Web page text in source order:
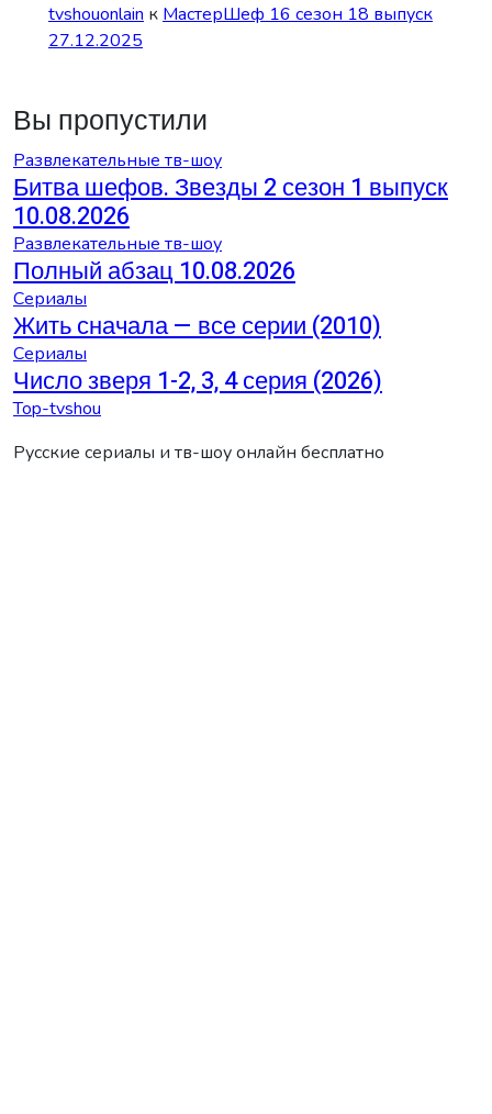
tvshouonlain к МастерШеф 16 сезон 18 выпуск
27.12.2025
Вы пропустили
Развлекательные тв-шоу
Битва шефов. Звезды 2 сезон 1 выпуск
10.08.2026
Развлекательные тв-шоу
Полный абзац 10.08.2026
Сериалы
Жить сначала — все серии (2010)
Сериалы
Число зверя 1-2, 3, 4 серия (2026)
Top-tvshou
Русские сериалы и тв-шоу онлайн бесплатно